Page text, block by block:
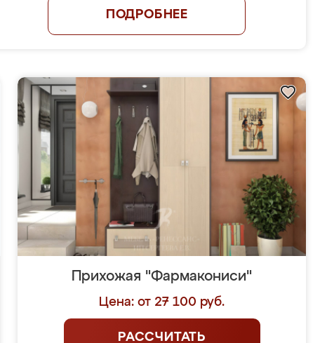
ПОДРОБНЕЕ
Прихожая "Фармакониси"
Цена: от 27 100 руб.
РАССЧИТАТЬ